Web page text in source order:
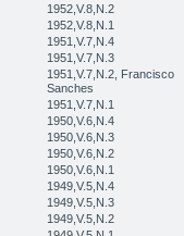
1952,V.8,N.2
1952,V.8,N.1
1951,V.7,N.4
1951,V.7,N.3
1951,V.7,N.2, Francisco
Sanches
1951,V.7,N.1
1950,V.6,N.4
1950,V.6,N.3
1950,V.6,N.2
1950,V.6,N.1
1949,V.5,N.4
1949,V.5,N.3
1949,V.5,N.2